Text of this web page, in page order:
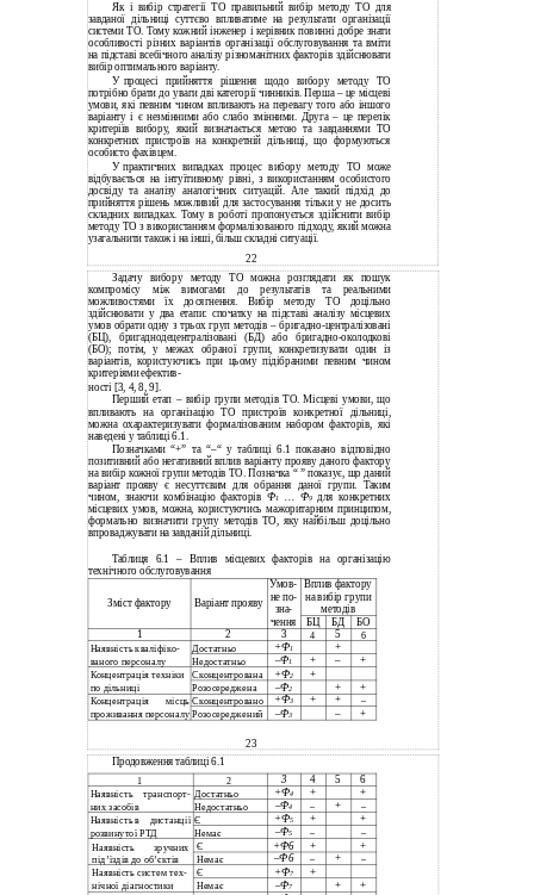
Як і вибір стратегії ТО правильний вибір методу ТО для
завданої дільниці суттєво впливатиме на результати організації
системи ТО. Тому кожний інженер і керівник повинні добре знати
особливості різних варіантів організації обслуговування та вміти
на підставі всебічного аналізу різноманітних факторів здійснювати
вибір оптимального варіанту.
У процесі прийняття рішення щодо вибору методу ТО
потрібно брати до уваги дві категорії чинників. Перша – це місцеві
умови, які певним чином впливають на перевагу того або іншого
варіанту і є незмінними або слабо змінними. Друга – це перелік
критеріїв вибору, який визначається метою та завданнями ТО
конкретних пристроїв на конкретній дільниці, що формуються
особисто фахівцем.
У практичних випадках процес вибору методу ТО може
відбувається на інтуїтивному рівні, з використанням особистого
досвіду та аналізу аналогічних ситуацій. Але такий підхід до
прийняття рішень можливий для застосування тільки у не досить
складних випадках. Тому в роботі пропонується здійснити вибір
методу ТО з використанням формалізованого підходу, який можна
узагальнити також і на інші, більш складні ситуації.
22
Задачу вибору методу ТО можна розглядати як пошук
компромісу між вимогами до результатів та реальними
можливостями їх досягнення. Вибір методу ТО доцільно
здійснювати у два етапи: спочатку на підставі аналізу місцевих
умов обрати одну з трьох груп методів – бригадно-централізовані
(БЦ), бригаднодецентралізовані (БД) або бригадно-околодкові
(БО); потім, у межах обраної групи, конкретизувати один із
варіантів, користуючись при цьому підібраними певним чином
критеріями ефектив-
ності [3, 4, 8, 9].
Перший етап – вибір групи методів ТО. Місцеві умови, що
впливають на організацію ТО пристроїв конкретної дільниці,
можна охарактеризувати формалізованим набором факторів, які
наведені у таблиці 6.1.
Позначками “+” та “–“ у таблиці 6.1 показано відповідно
позитивний або негативний вплив варіанту прояву даного фактору
на вибір кожної групи методів ТО. Позначка “ ” показує, що даний
варіант прояву є несуттєвим для обрання даної групи. Таким
чином, знаючи комбінацію факторівФ1 … Ф9для конкретних
місцевих умов, можна, користуючись мажоритарним принципом,
формально визначити групу методів ТО, яку найбільш доцільно
впроваджувати на завданій дільниці.
Таблиця 6.1 – Вплив місцевих факторів на організацію
технічного обслуговування
Умов- Вплив фактору
Зміст фактору Варіант прояву не по-
на вибір групи
зна-
методів
чення БЦ БД
БО
1
2 3 4 5
6
Наявність кваліфіко-
Достатньо +Ф1 +
ваного персоналу Недостатньо –Ф1 + – +
Концентрація техніки Сконцентрована +Ф2 +
по дільниці Розосереджена –Ф2 + +
Концентрація місць Сконцентровано +Ф3 + + –
проживання персоналу Розосереджений –Ф3 – +
23
Продовження таблиці 6.1
1 2 3 4 5 6
Наявність транспорт- Достатньо +Ф4 + +
них засобів Недостатньо –Ф4 – + –
Наявність в дистанції Є +Ф5 + +
розвинутої РТД Немає –Ф5 –
–
Наявність
зручних Є +Ф6 + +
під’їздів до об’єктів Немає –Ф6 – +
–
Наявність систем тех-
Є +Ф7 +
нічної діагностики Немає –Ф7 + +